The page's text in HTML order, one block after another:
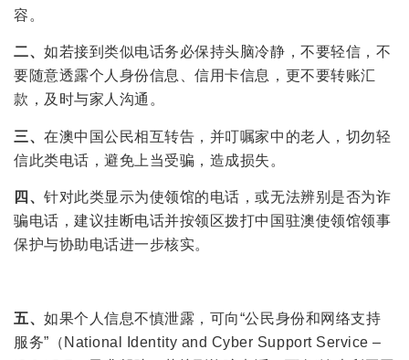
容。
二、如若接到类似电话务必保持头脑冷静，不要轻信，不
要随意透露个人身份信息、信用卡信息，更不要转账汇
款，及时与家人沟通。
三、在澳中国公民相互转告，并叮嘱家中的老人，切勿轻
信此类电话，避免上当受骗，造成损失。
四、针对此类显示为使领馆的电话，或无法辨别是否为诈
骗电话，建议挂断电话并按领区拨打中国驻澳使领馆领事
保护与协助电话进一步核实。
五、如果个人信息不慎泄露，可向“公民身份和网络支持
服务”（National Identity and Cyber Support Service –